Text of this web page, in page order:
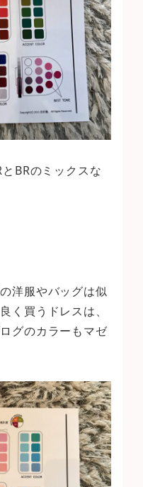
BRのミックスな
洋服やバッグは似
く買うドレスは、
グのカラーもマゼ